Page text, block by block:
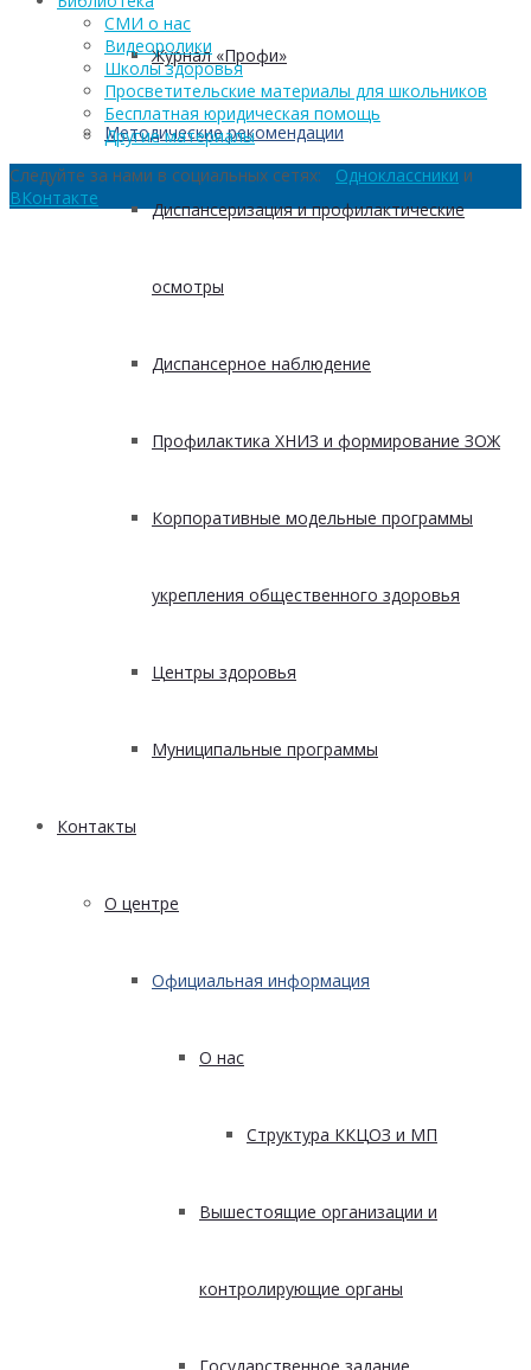
Журнал «Профи»
Методические рекомендации
Диспансеризация и профилактические
осмотры
Диспансерное наблюдение
Профилактика ХНИЗ и формирование ЗОЖ
Корпоративные модельные программы
укрепления общественного здоровья
Центры здоровья
Муниципальные программы
Контакты
О центре
Официальная информация
О нас
Структура ККЦОЗ и МП
Вышестоящие организации и
контролирующие органы
СМИ о нас
Видеоролики
Школы здоровья
Просветительские материалы для школьников
Бесплатная юридическая помощь
Другие материалы
Следуйте за нами в социальных сетях: Одноклассники и
ВКонтакте